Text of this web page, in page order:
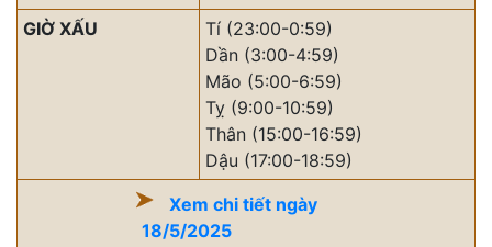
GIỜ XẤU
Tí (23:00-0:59)
Dần (3:00-4:59)
Mão (5:00-6:59)
Tỵ (9:00-10:59)
Thân (15:00-16:59)
Dậu (17:00-18:59)
Xem chi tiết ngày
18/5/2025